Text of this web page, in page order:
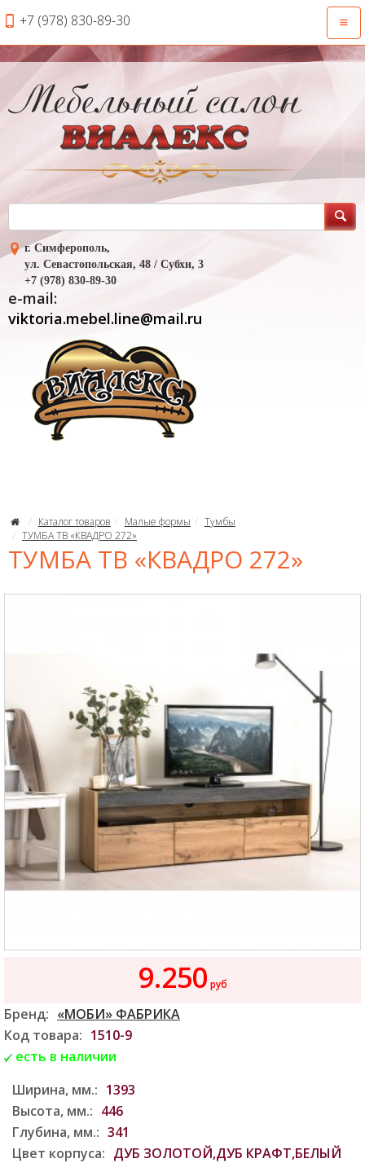
+7 (978) 830-89-30
г. Симферополь,
ул. Севастопольская, 48 / Субхи, 3
+7 (978) 830-89-30
e-mail:
viktoria.mebel.line@mail.ru
Каталог товаров Малые формы
Тумбы
ТУМБА ТВ «КВАДРО 272»
ТУМБА ТВ «КВАДРО 272»
9.250 руб
Бренд: «МОБИ» ФАБРИКА
Код товара: 1510-9
есть в наличии
Ширина, мм.: 1393
Высота, мм.: 446
Глубина, мм.: 341
Цвет корпуса: ДУБ ЗОЛОТОЙ,ДУБ КРАФТ,БЕЛЫЙ